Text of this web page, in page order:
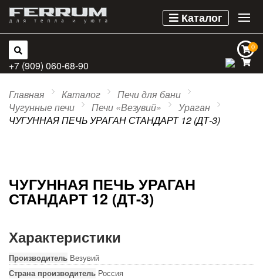
Каталог
0
0
+7 (909) 060-68-90
Главная Каталог
Печи для бани
Чугунные печи
Печи «Везувий»
Ураган
ЧУГУННАЯ ПЕЧЬ УРАГАН СТАНДАРТ 12 (ДТ-3)
ЧУГУННАЯ ПЕЧЬ УРАГАН
СТАНДАРТ 12 (ДТ-3)
Характеристики
Производитель Везувий
Страна производитель Россия